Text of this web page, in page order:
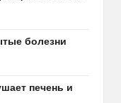
болезни
печень и